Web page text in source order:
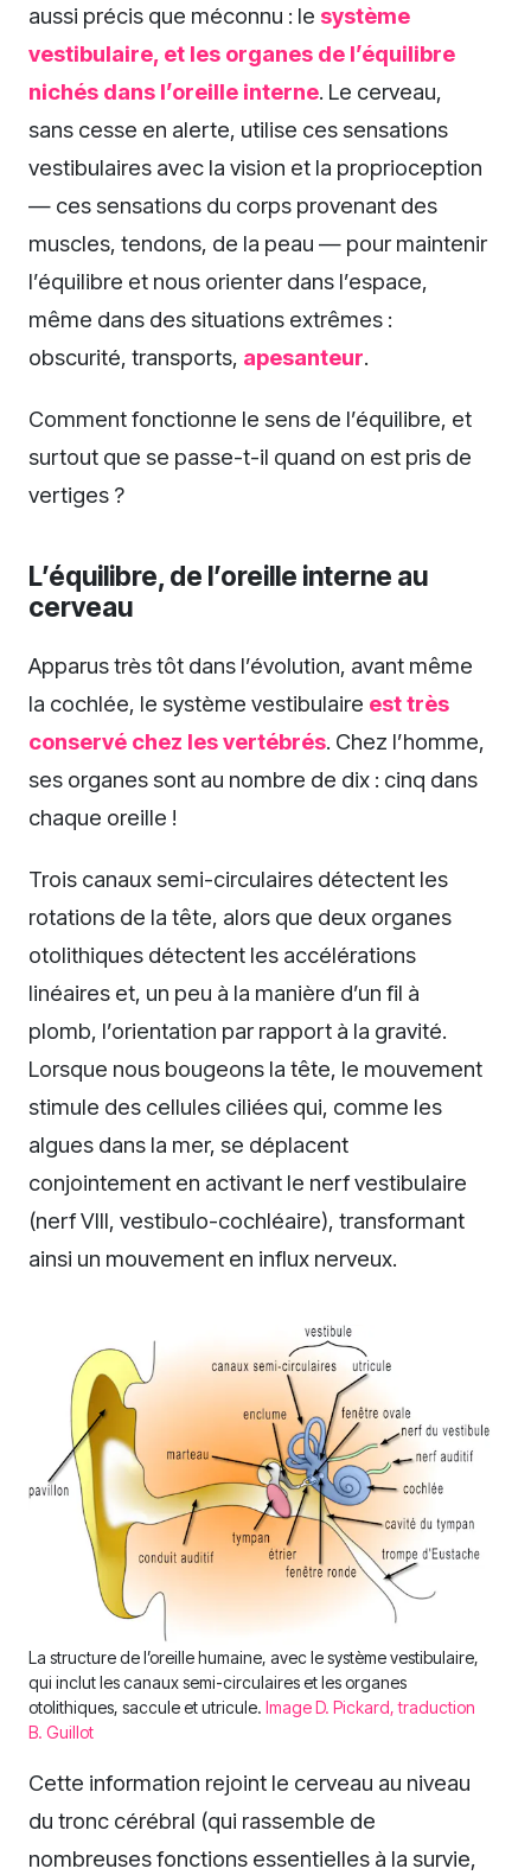
aussi précis que méconnu : le système
vestibulaire, et les organes de l’équilibre
nichés dans l’oreille interne. Le cerveau,
sans cesse en alerte, utilise ces sensations
vestibulaires avec la vision et la proprioception
— ces sensations du corps provenant des
muscles, tendons, de la peau — pour maintenir
l’équilibre et nous orienter dans l’espace,
même dans des situations extrêmes :
obscurité, transports, apesanteur.
Comment fonctionne le sens de l’équilibre, et
surtout que se passe-t-il quand on est pris de
vertiges ?
L’équilibre, de l’oreille interne au
cerveau
Apparus très tôt dans l’évolution, avant même
la cochlée, le système vestibulaire est très
conservé chez les vertébrés. Chez l’homme,
ses organes sont au nombre de dix : cinq dans
chaque oreille !
Trois canaux semi-circulaires détectent les
rotations de la tête, alors que deux organes
otolithiques détectent les accélérations
linéaires et, un peu à la manière d’un fil à
plomb, l’orientation par rapport à la gravité.
Lorsque nous bougeons la tête, le mouvement
stimule des cellules ciliées qui, comme les
algues dans la mer, se déplacent
conjointement en activant le nerf vestibulaire
(nerf VIII, vestibulo-cochléaire), transformant
ainsi un mouvement en influx nerveux.
La structure de l’oreille humaine, avec le système vestibulaire,
qui inclut les canaux semi-circulaires et les organes
otolithiques, saccule et utricule. Image D. Pickard, traduction
B. Guillot
Cette information rejoint le cerveau au niveau
du tronc cérébral (qui rassemble de
nombreuses fonctions essentielles à la survie,